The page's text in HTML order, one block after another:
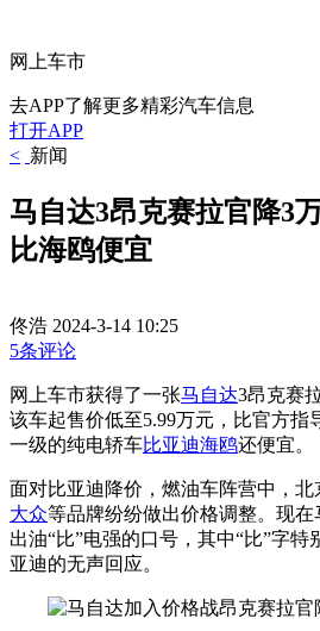
网上车市
去APP了解更多精彩汽车信息
打开APP
< 新闻
马自达3昂克赛拉官降3
比海鸥便宜
佟浩 2024-3-14 10:25
5条评论
网上车市获得了一张马自达3昂克赛
该车起售价低至5.99万元，比官方指
一级的纯电轿车比亚迪海鸥还便宜。
面对比亚迪降价，燃油车阵营中，北
大众等品牌纷纷做出价格调整。现
出油“比”电强的口号，其中“比”字
亚迪的无声回应。